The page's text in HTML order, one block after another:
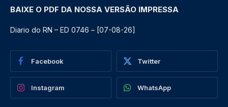
BAIXE O PDF DA NOSSA VERSÃO IMPRESSA
Diario do RN – ED 0746 – [07-08-26]
Facebook Twitter
Instagram WhatsApp